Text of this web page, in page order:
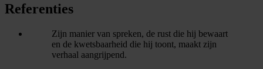
Referenties
Zijn manier van spreken, de rust die hij bewaart
en de kwetsbaarheid die hij toont, maakt zijn
verhaal aangrijpend.